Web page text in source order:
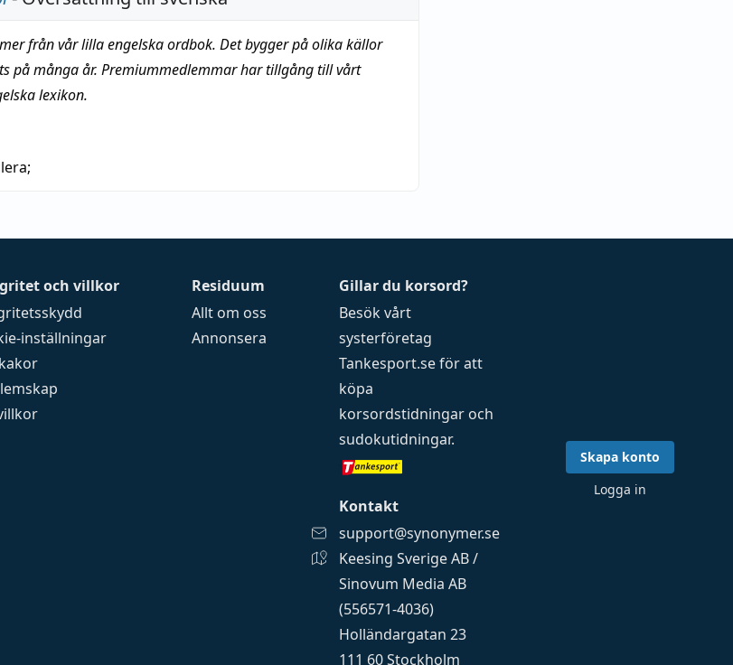
från vår lilla engelska ordbok. Det bygger på olika källor
på många år. Premiummedlemmar har tillgång till vårt
lexikon.
;
och villkor
inställningar
Residuum
Allt om oss
Annonsera
Gillar du korsord?
Besök vårt
systerföretag
Tankesport.seför att
köpa
korsordstidningar och
sudokutidningar.
Kontakt
support@synonymer.se
Keesing Sverige AB /
Sinovum Media AB
(556571-4036)
Holländargatan 23
111 60 Stockholm
Skapa konto
Logga in